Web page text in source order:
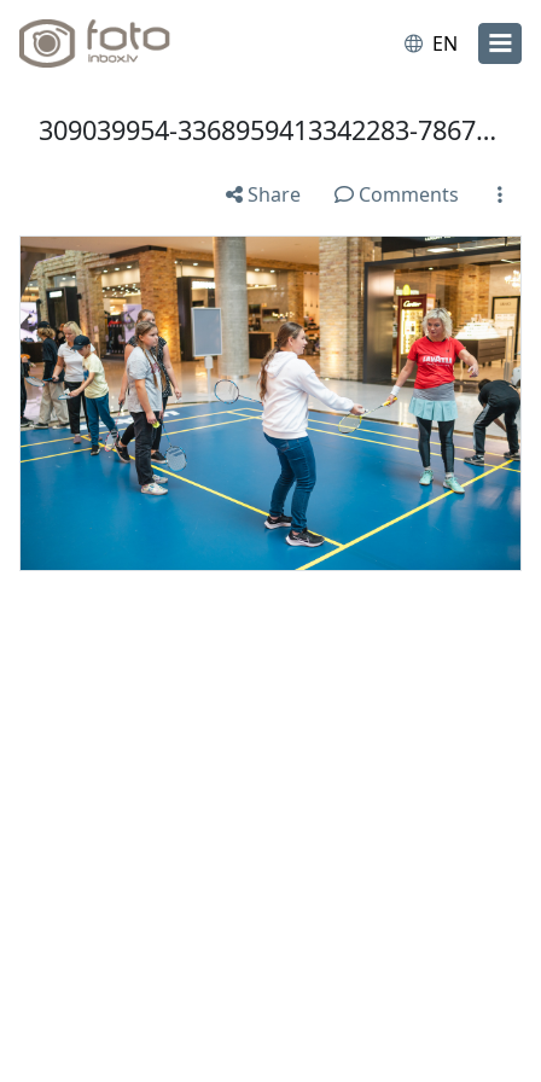
EN
309039954-3368959413342283-7867502181801418535-n.jpg
Share Comments